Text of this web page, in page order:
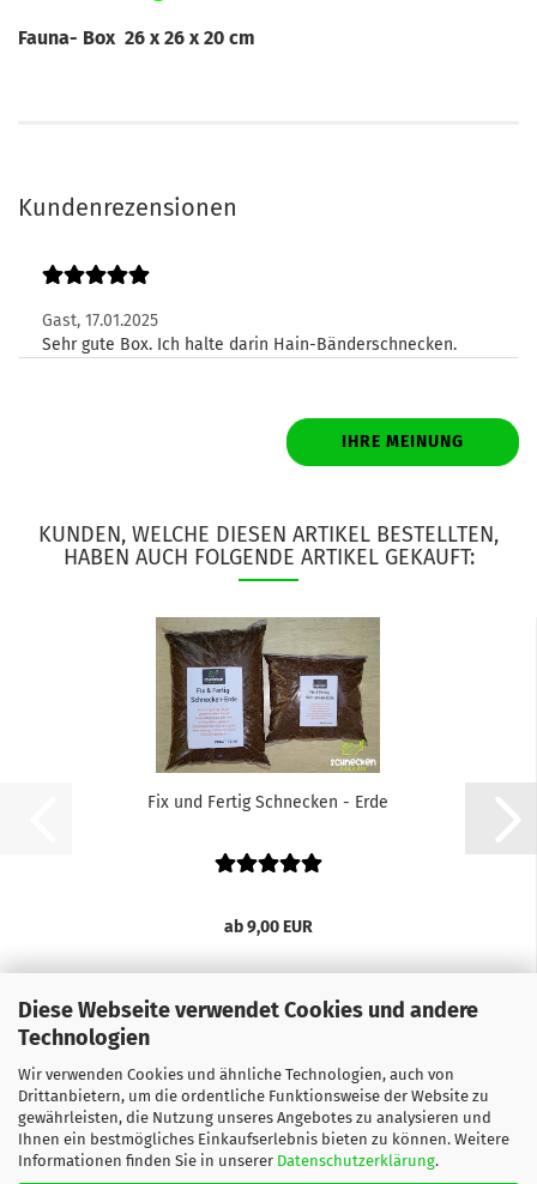
Diese Webseite verwendet Cookies und andere
Technologien
Wir verwenden Cookies und ähnliche Technologien, auch von
Drittanbietern, um die ordentliche Funktionsweise der Website zu
gewährleisten, die Nutzung unseres Angebotes zu analysieren und
Ihnen ein bestmögliches Einkaufserlebnis bieten zu können. Weitere
Informationen finden Sie in unserer Datenschutzerklärung.
Fauna- Box 26 x 26 x 20 cm
Kundenrezensionen
Gast, 17.01.2025
Sehr gute Box. Ich halte darin Hain-Bänderschnecken.
IHRE MEINUNG
KUNDEN, WELCHE DIESEN ARTIKEL BESTELLTEN,
HABEN AUCH FOLGENDE ARTIKEL GEKAUFT:
Fix und Fertig Schnecken - Erde
ab 9,00 EUR